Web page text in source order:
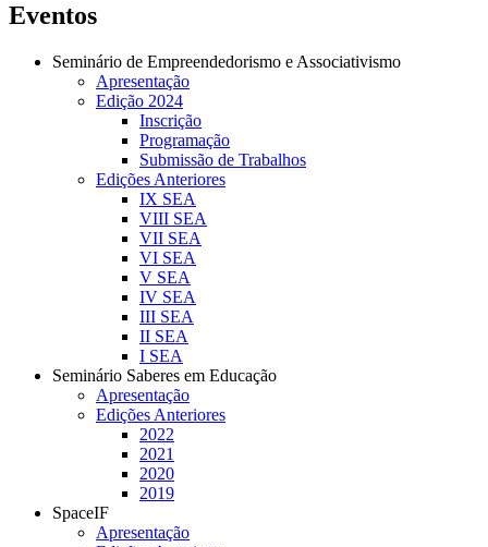
Eventos
Seminário de Empreendedorismo e Associativismo
Apresentação
Edição 2024
Inscrição
Programação
Submissão de Trabalhos
Edições Anteriores
IX SEA
VIII SEA
VII SEA
VI SEA
V SEA
IV SEA
III SEA
II SEA
I SEA
Seminário Saberes em Educação
Apresentação
Edições Anteriores
2022
2021
2020
2019
SpaceIF
Apresentação